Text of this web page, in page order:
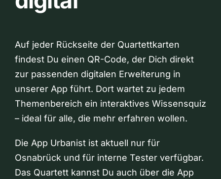
Auf jeder Rückseite der Quartettkarten
findest Du einen QR-Code, der Dich direkt
zur passenden digitalen Erweiterung in
unserer App führt. Dort wartet zu jedem
Themenbereich ein interaktives Wissensquiz
– ideal für alle, die mehr erfahren wollen.
Die App Urbanist ist aktuell nur für
Osnabrück und für interne Tester verfügbar.
Das Quartett kannst Du auch über die App